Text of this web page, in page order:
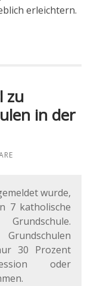
erleichtern.
zu
in der
wurde,
7 katholische
30 Prozent
oder